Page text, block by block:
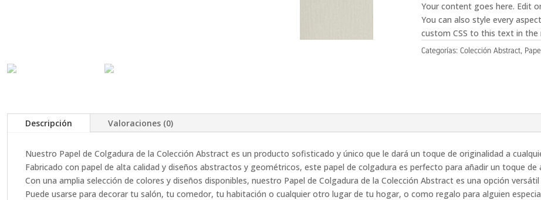
Your content goes here. Edit
You can also style every
custom CSS to this text in the
Categorías:Colección Abstract,
Descripción Valoraciones (0)
Nuestro Papel de Colgadura de la Colección Abstract es un producto sofisticado y único que le dará un toque de originalidad a
Fabricado con papel de alta calidad y diseños abstractos y geométricos, este papel de colgadura es perfecto para añadir un toque de
Con una amplia selección de colores y diseños disponibles, nuestro Papel de Colgadura de la Colección Abstract es una opción
Puede usarse para decorar tu salón, tu comedor, tu habitación o cualquier otro lugar de tu hogar, o como regalo para alguien